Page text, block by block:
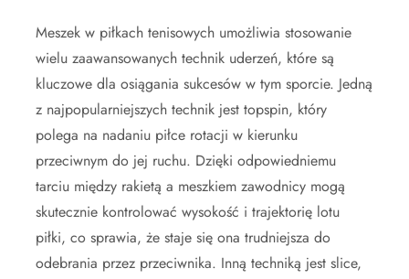
Meszek w piłkach tenisowych umożliwia stosowanie
wielu zaawansowanych technik uderzeń, które są
kluczowe dla osiągania sukcesów w tym sporcie. Jedną
z najpopularniejszych technik jest topspin, który
polega na nadaniu piłce rotacji w kierunku
przeciwnym do jej ruchu. Dzięki odpowiedniemu
tarciu między rakietą a meszkiem zawodnicy mogą
skutecznie kontrolować wysokość i trajektorię lotu
piłki, co sprawia, że staje się ona trudniejsza do
odebrania przez przeciwnika. Inną techniką jest slice,